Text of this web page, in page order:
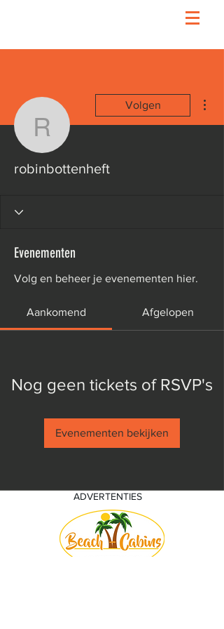
robinbottenheft
Volgen
robinbottenheft
Evenementen
Volg en beheer je evenementen hier.
Aankomend Afgelopen
Nog geen tickets of RSVP's
Evenementen bekijken
ADVERTENTIES